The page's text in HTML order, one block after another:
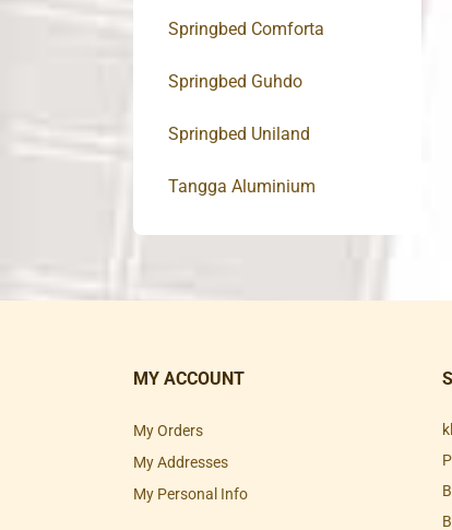
Springbed Comforta
Springbed Guhdo
Springbed Uniland
Tangga Aluminium
MY ACCOUNT
My Orders
My Addresses
My Personal Info